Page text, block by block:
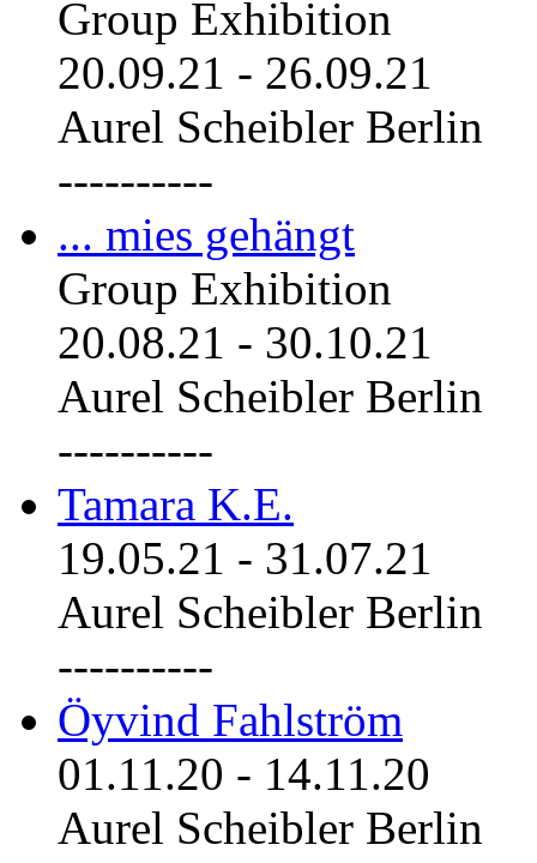
Group Exhibition
20.09.21 - 26.09.21
Aurel Scheibler Berlin
----------
... mies gehängt
Group Exhibition
20.08.21 - 30.10.21
Aurel Scheibler Berlin
----------
Tamara K.E.
19.05.21 - 31.07.21
Aurel Scheibler Berlin
----------
Öyvind Fahlström
01.11.20 - 14.11.20
Aurel Scheibler Berlin